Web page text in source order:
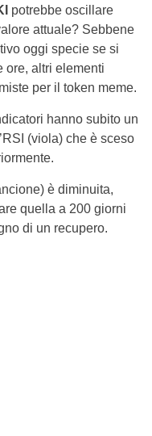
potrebbe oscillare
attuale? Sebbene
oggi specie se si
ore, altri elementi
per il token meme.
hanno subito un
(viola) che è sceso
è diminuita,
quella a 200 giorni
di un recupero.